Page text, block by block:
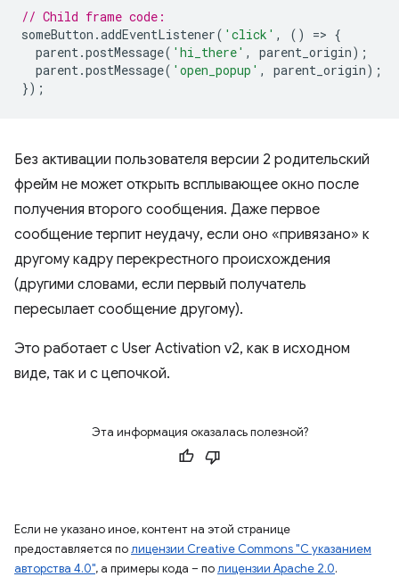
// Child frame code:
someButton .addEventListener( 'click' , () => {
parent.postMessage( 'hi_there' , parent_origin);
parent.postMessage( 'open_popup' , parent_origin);
});
Без активации пользователя версии 2 родительский
фрейм не может открыть всплывающее окно после
получения второго сообщения. Даже первое
сообщение терпит неудачу, если оно «привязано» к
другому кадру перекрестного происхождения
(другими словами, если первый получатель
пересылает сообщение другому).
Это работает с User Activation v2, как в исходном
виде, так и с цепочкой.
Эта информация оказалась полезной?
Если не указано иное, контент на этой странице
предоставляется полицензии Creative Commons "С указанием
авторства 4.0", а примеры кода – полицензии Apache 2.0.